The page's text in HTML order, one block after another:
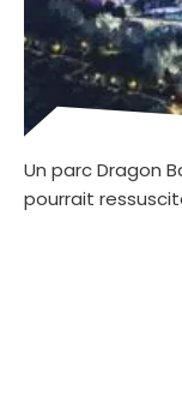
Un parc Dragon
pourrait